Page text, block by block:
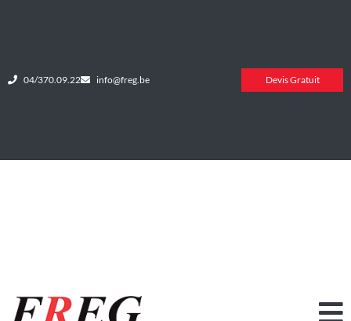
04/370.09.22 info@freg.be Devis Gratuit